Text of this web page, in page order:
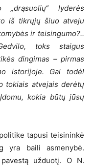
„drąsuolių“ lyderės
iš tikrųjų šiuo atveju
ir teisingumo?..
toks staigus
dingimas – pirmas
istorijoje. Gal todėl
tokiais atvejais derėtų
kokia būtų jūsų
tapusi teisininkė
yra baili asmenybė.
užduotį. O N.